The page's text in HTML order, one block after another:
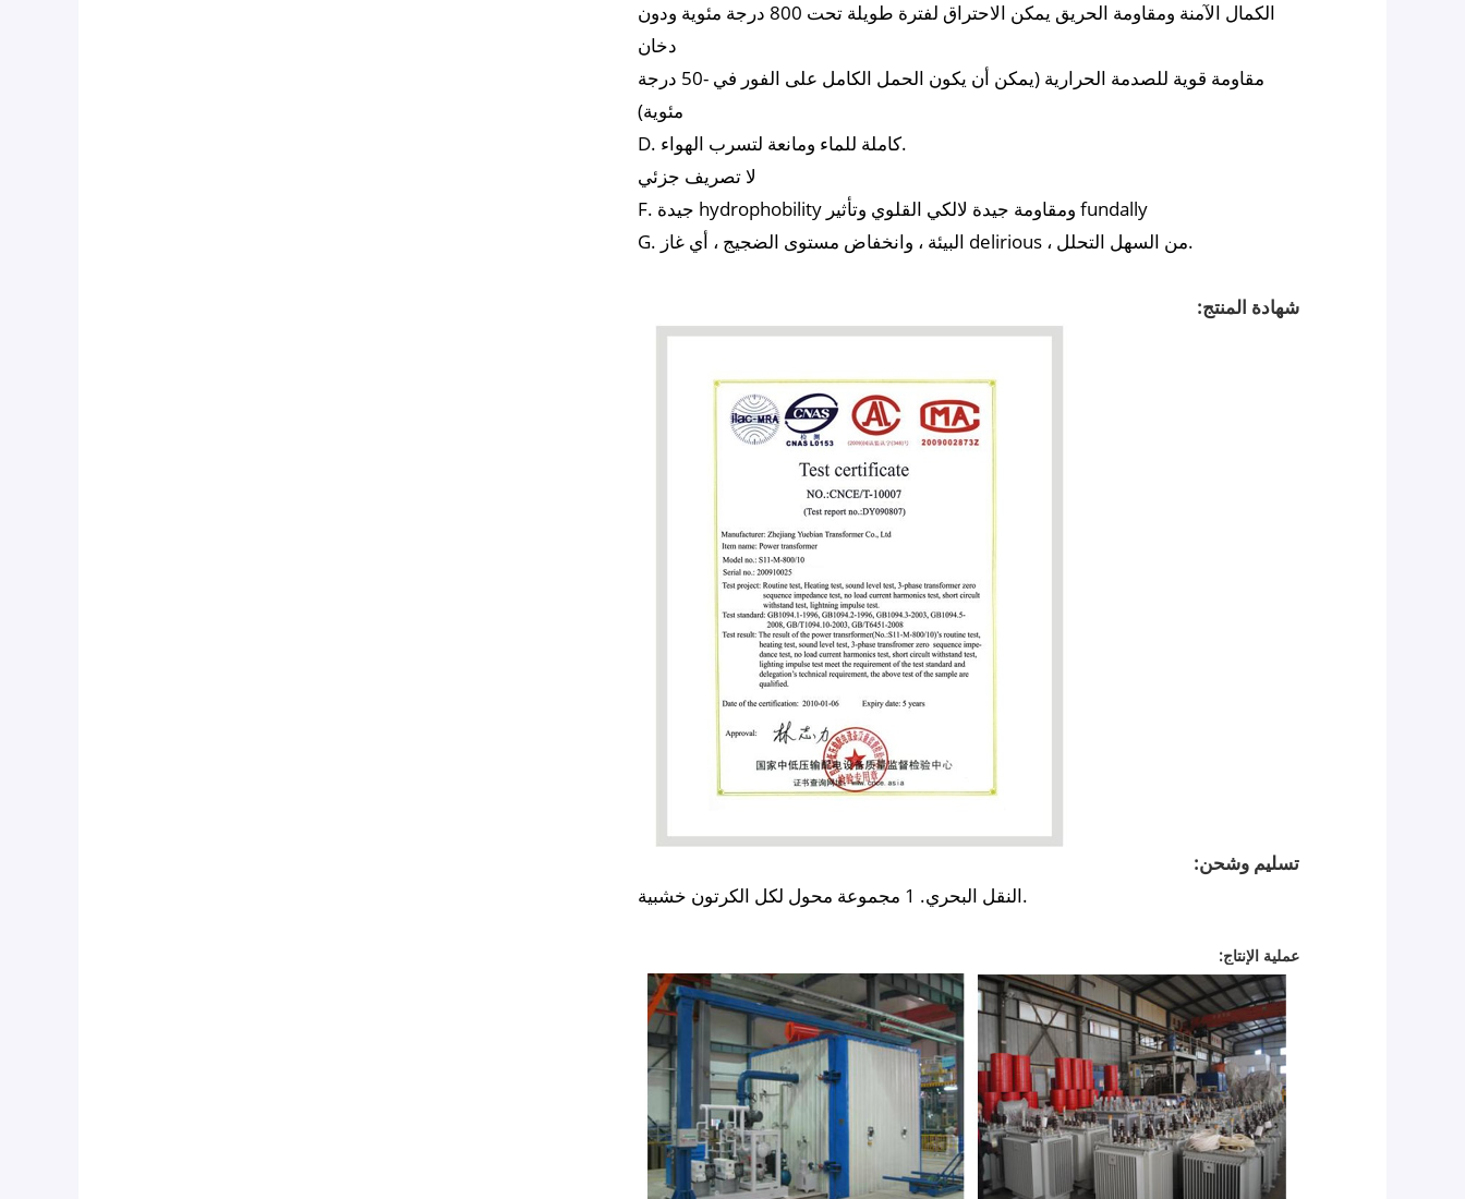
الكمال الآمنة ومقاومة الحريق يمكن الاحتراق لفترة طويلة تحت 800 درجة مئوية ودون
دخان
مقاومة قوية للصدمة الحرارية (يمكن أن يكون الحمل الكامل على الفور في -50 درجة
مئوية)
D. كاملة للماء ومانعة لتسرب الهواء.
لا تصريف جزئي
F. جيدة hydrophobility ومقاومة جيدة لالكي القلوي وتأثير fundally
G. البيئة ، وانخفاض مستوى الضجيج ، أي غاز delirious ، من السهل التحلل.
شهادة المنتج:
تسليم وشحن:
النقل البحري. 1 مجموعة محول لكل الكرتون خشبية.
عملية الإنتاج: